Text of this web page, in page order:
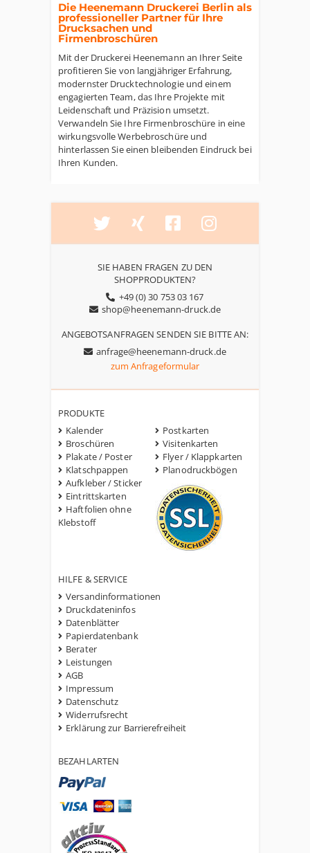
Die Heenemann Druckerei Berlin als
professioneller Partner für Ihre
Drucksachen und
Firmenbroschüren
Mit der Druckerei Heenemann an Ihrer Seite
profitieren Sie von langjähriger Erfahrung,
modernster Drucktechnologie und einem
engagierten Team, das Ihre Projekte mit
Leidenschaft und Präzision umsetzt.
Verwandeln Sie Ihre Firmenbroschüre in eine
wirkungsvolle Werbebroschüre und
hinterlassen Sie einen bleibenden Eindruck bei
Ihren Kunden.
SIE HABEN FRAGEN ZU DEN
SHOPPRODUKTEN?
+49 (0) 30 753 03 167
shop@heenemann-druck.de
ANGEBOTSANFRAGEN SENDEN SIE BITTE AN:
anfrage@heenemann-druck.de
zum Anfrageformular
PRODUKTE
Kalender
Broschüren
Plakate / Poster
Klatschpappen
Aufkleber / Sticker
Eintrittskarten
Haftfolien ohne
Klebstoff
Postkarten
Visitenkarten
Flyer / Klappkarten
Planodruckbögen
HILFE & SERVICE
Versandinformationen
Druckdateninfos
Datenblätter
Papierdatenbank
Berater
Leistungen
AGB
Impressum
Datenschutz
Widerrufsrecht
Erklärung zur Barrierefreiheit
BEZAHLARTEN